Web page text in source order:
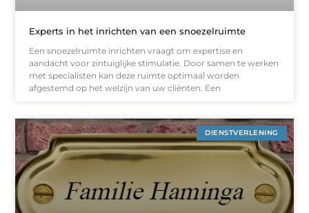
Experts in het inrichten van een snoezelruimte
Een snoezelruimte inrichten vraagt om expertise en
aandacht voor zintuiglijke stimulatie. Door samen te werken
met specialisten kan deze ruimte optimaal worden
afgestemd op het welzijn van uw cliënten. Een
DIENSTVERLENING